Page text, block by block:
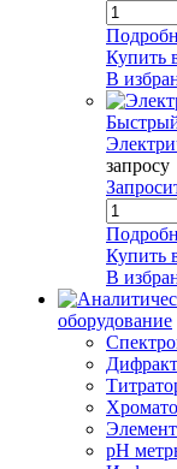
Купить
В
запросу
Купить
В
оборудование
pH